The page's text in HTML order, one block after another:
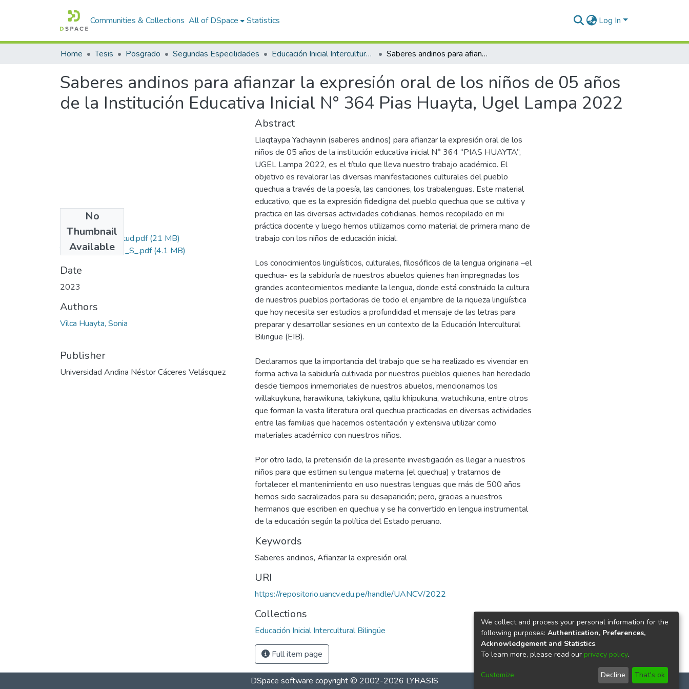
Communities & Collections All of DSpace Statistics Log In
Home Tesis Posgrado Segundas Especilidades Educación Inicial Intercultural Bilingüe Saberes andinos para afianzar la expresión oral de los niños de 05 años de la Institución Educativa Inicial N° 364 Pias Huayta, Ugel Lampa 2022
Saberes andinos para afianzar la expresión oral de los niños de 05 años
de la Institución Educativa Inicial N° 364 Pias Huayta, Ugel Lampa 2022
No
Thumbnail
Available
Grado de Similitud.pdf(21 MB)
T036_45612809_S_.pdf(4.1 MB)
Date
2023
Authors
Vilca Huayta, Sonia
Publisher
Universidad Andina Néstor Cáceres Velásquez
Abstract
Llaqtaypa Yachaynin (saberes andinos) para afianzar la expresión oral de los
niños de 05 años de la institución educativa inicial N° 364 “PIAS HUAYTA”,
UGEL Lampa 2022, es el título que lleva nuestro trabajo académico. El
objetivo es revalorar las diversas manifestaciones culturales del pueblo
quechua a través de la poesía, las canciones, los trabalenguas. Este material
educativo, que es la expresión fidedigna del pueblo quechua que se cultiva y
practica en las diversas actividades cotidianas, hemos recopilado en mi
práctica docente y luego hemos utilizamos como material de primera mano de
trabajo con los niños de educación inicial.
Los conocimientos lingüísticos, culturales, filosóficos de la lengua originaria –el
quechua- es la sabiduría de nuestros abuelos quienes han impregnadas los
grandes acontecimientos mediante la lengua, donde está construido la cultura
de nuestros pueblos portadoras de todo el enjambre de la riqueza lingüística
que hoy necesita ser estudios a profundidad el mensaje de las letras para
preparar y desarrollar sesiones en un contexto de la Educación Intercultural
Bilingüe (EIB).
Declaramos que la importancia del trabajo que se ha realizado es vivenciar en
forma activa la sabiduría cultivada por nuestros pueblos quienes han heredado
desde tiempos inmemoriales de nuestros abuelos, mencionamos los
willakuykuna, harawikuna, takiykuna, qallu khipukuna, watuchikuna, entre otros
que forman la vasta literatura oral quechua practicadas en diversas actividades
entre las familias que hacemos ostentación y extensiva utilizar como
materiales académico con nuestros niños.
Por otro lado, la pretensión de la presente investigación es llegar a nuestros
niños para que estimen su lengua materna (el quechua) y tratamos de
fortalecer el mantenimiento en uso nuestras lenguas que más de 500 años
hemos sido sacralizados para su desaparición; pero, gracias a nuestros
hermanos que escriben en quechua y se ha convertido en lengua instrumental
de la educación según la política del Estado peruano.
Keywords
Saberes andinos, Afianzar la expresión oral
URI
https://repositorio.uancv.edu.pe/handle/UANCV/2022
Collections
Educación Inicial Intercultural Bilingüe
Full item page
DSpace software copyright © 2002-2026 LYRASIS
We collect and process your personal information for the
following purposes: Authentication, Preferences,
Acknowledgement and Statistics.
To learn more, please read our privacy policy.
Customize Decline That's ok